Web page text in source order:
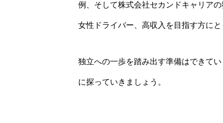
例、そして株式会社セカンドキャリア
女性ドライバー、高収入を目指す方に
独立への一歩を踏み出す準備はできて
に探っていきましょう。